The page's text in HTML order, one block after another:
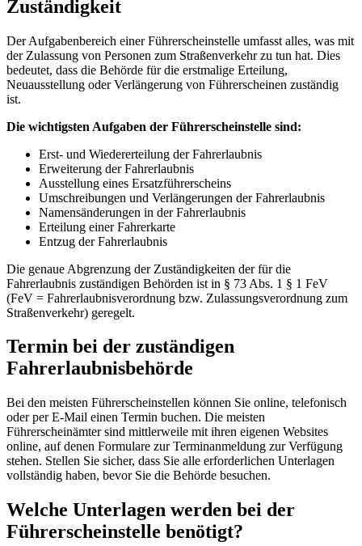
Zuständigkeit
Der Aufgabenbereich einer Führerscheinstelle umfasst alles, was mit
der Zulassung von Personen zum Straßenverkehr zu tun hat. Dies
bedeutet, dass die Behörde für die erstmalige Erteilung,
Neuausstellung oder Verlängerung von Führerscheinen zuständig
ist.
Die wichtigsten Aufgaben der Führerscheinstelle sind:
Erst- und Wiedererteilung der Fahrerlaubnis
Erweiterung der Fahrerlaubnis
Ausstellung eines Ersatzführerscheins
Umschreibungen und Verlängerungen der Fahrerlaubnis
Namensänderungen in der Fahrerlaubnis
Erteilung einer Fahrerkarte
Entzug der Fahrerlaubnis
Die genaue Abgrenzung der Zuständigkeiten der für die
Fahrerlaubnis zuständigen Behörden ist in § 73 Abs. 1 § 1 FeV
(FeV = Fahrerlaubnisverordnung bzw. Zulassungsverordnung zum
Straßenverkehr) geregelt.
Termin bei der zuständigen
Fahrerlaubnisbehörde
Bei den meisten Führerscheinstellen können Sie online, telefonisch
oder per E-Mail einen Termin buchen. Die meisten
Führerscheinämter sind mittlerweile mit ihren eigenen Websites
online, auf denen Formulare zur Terminanmeldung zur Verfügung
stehen. Stellen Sie sicher, dass Sie alle erforderlichen Unterlagen
vollständig haben, bevor Sie die Behörde besuchen.
Welche Unterlagen werden bei der
Führerscheinstelle benötigt?